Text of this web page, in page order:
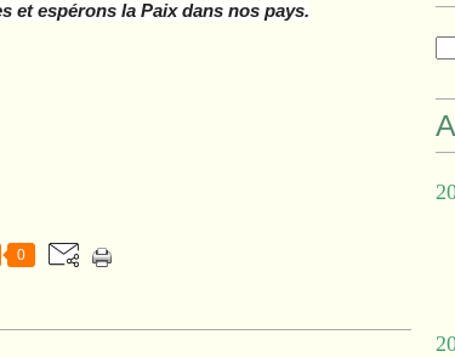
et espérons la Paix dans nos pays.
0